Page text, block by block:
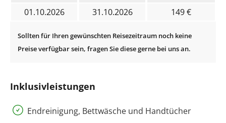
01.10.2026
31.10.2026 149 €
Inklusivleistungen
Endreinigung, Bettwäsche und Handtücher